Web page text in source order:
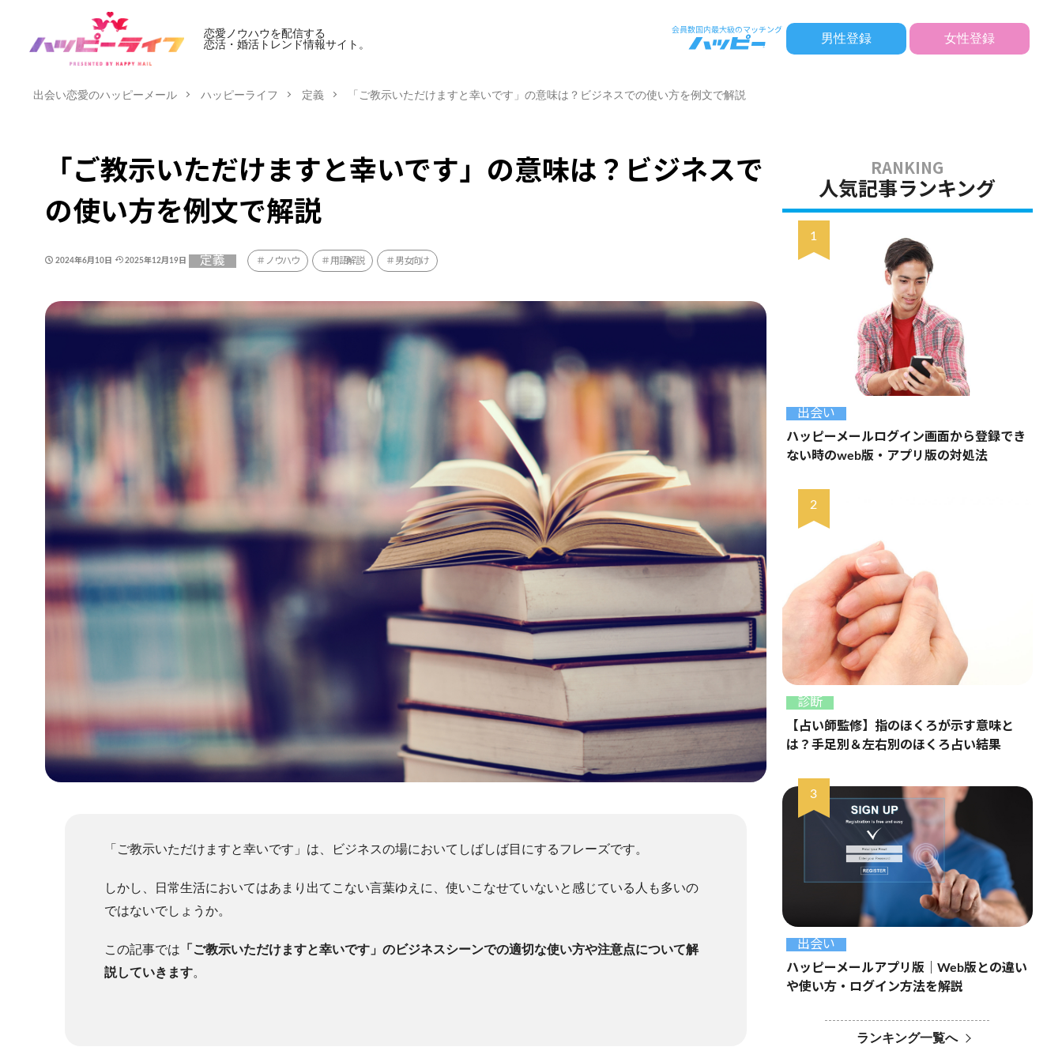
恋愛ノウハウを配信する
恋活・婚活トレンド情報サイト。
男性登録 女性登録
出会い恋愛のハッピーメール ハッピーライフ 定義 「ご教示いただけますと幸いです」の意味は？ビジネスでの使い方を例文で解説
「ご教示いただけますと幸いです」の意味は？ビジネスで
の使い方を例文で解説
2024年6月10日 2025年12月19日 定義 ノウハウ 用語解説 男女向け
「ご教示いただけますと幸いです」は、ビジネスの場においてしばしば目にするフレーズです。
しかし、日常生活においてはあまり出てこない言葉ゆえに、使いこなせていないと感じている人も多いの
ではないでしょうか。
この記事では 「ご教示いただけますと幸いです」のビジネスシーンでの適切な使い方や注意点について解
説していきます。
人気記事ランキング
出会い
ハッピーメールログイン画面から登録でき
ない時のweb版・アプリ版の対処法
診断
【占い師監修】指のほくろが示す意味と
は？手足別＆左右別のほくろ占い結果
出会い
ハッピーメールアプリ版｜Web版との違い
や使い方・ログイン方法を解説
ランキング一覧へ